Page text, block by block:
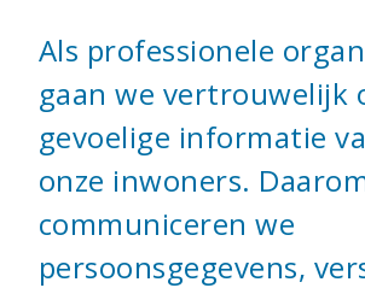
Als professionele
gaan we vertrouwelijk
gevoelige informatie
onze inwoners.
communiceren we
persoonsgegevens,